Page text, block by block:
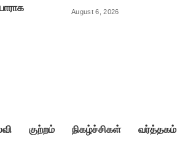
August 6, 2026
குற்றம் நிகழ்ச்சிகள் வர்த்தகம்